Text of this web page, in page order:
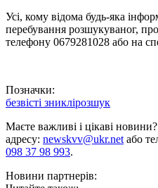
Усі, кому відома будь-яка
перебування розшукуваног,
телефону 0679281028 або на
Позначки:
безвісті зниклірозшук
Маєте важливі і цікаві
адресу: newskvv@ukr.netабо
098 37 98 993.
Новини партнерів: